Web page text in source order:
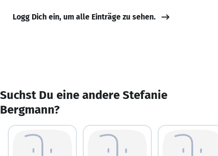
Logg Dich ein, um alle Einträge zu sehen.
Suchst Du eine andere Stefanie
Bergmann?